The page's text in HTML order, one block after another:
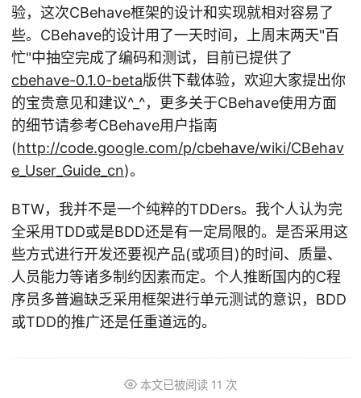
验，这次CBehave框架的设计和实现就相对容易了
些。CBehave的设计用了一天时间，上周末两天"百
忙"中抽空完成了编码和测试，目前已提供了
cbehave-0.1.0-beta版供下载体验，欢迎大家提出你
的宝贵意见和建议^_^，更多关于CBehave使用方面
的细节请参考CBehave用户指南
(http://code.google.com/p/cbehave/wiki/CBehav
e_User_Guide_cn)。
BTW，我并不是一个纯粹的TDDers。我个人认为完
全采用TDD或是BDD还是有一定局限的。是否采用这
些方式进行开发还要视产品(或项目)的时间、质量、
人员能力等诸多制约因素而定。个人推断国内的C程
序员多普遍缺乏采用框架进行单元测试的意识，BDD
或TDD的推广还是任重道远的。
本文已被阅读 11 次